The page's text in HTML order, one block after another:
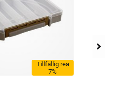
Tillfällig rea
7%